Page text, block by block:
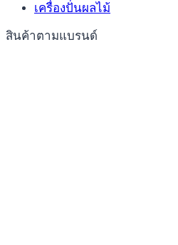
เครื่องปั่นผลไม้
สินค้าตามแบรนด์